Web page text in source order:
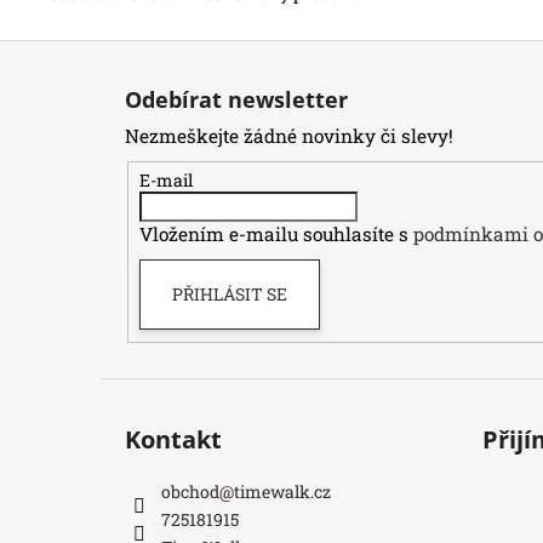
Z
Odebírat newsletter
Nezmeškejte žádné novinky či slevy!
E-mail
Vložením e-mailu souhlasíte s podmínkami
PŘIHLÁSIT SE
Kontakt
obchod@timewalk.cz
725181915